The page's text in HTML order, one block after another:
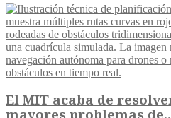
El MIT acaba de
mayores problemas